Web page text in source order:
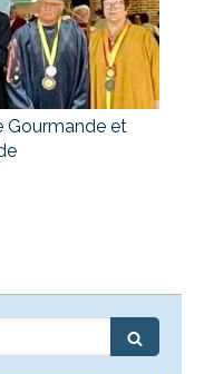
Gourmande et